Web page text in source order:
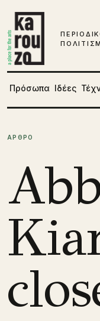
Πρόσωπα Ιδέες
ΑΡΘΡΟ